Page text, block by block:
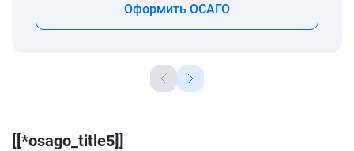
Оформить ОСАГО
[[*osago_title5]]